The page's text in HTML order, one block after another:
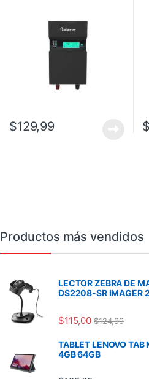
$129,99 $
Productos más vendidos
LECTOR ZEBRA DE
DS2208-SR IMAGER
$115,00 $124,99
TABLET LENOVO TAB
4GB 64GB